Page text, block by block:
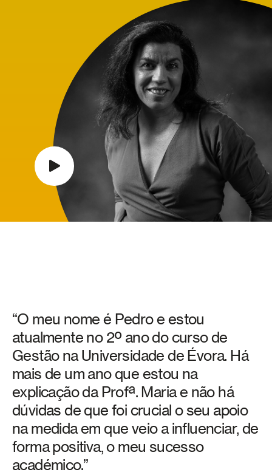
“O meu nome é Pedro e estou
atualmente no 2º ano do curso de
Gestão na Universidade de Évora. Há
mais de um ano que estou na
explicação da Profª. Maria e não há
dúvidas de que foi crucial o seu apoio
na medida em que veio a influenciar, de
forma positiva, o meu sucesso
académico.”